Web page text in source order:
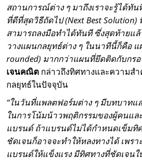
สถานการณ์ต่าง ๆ มาถึงเราจะรู้ได้ทั
ที่ดีที่สุดวิธีถัดไป (Next Best Solution)
สามารถลงมือทำได้ทันที ซึ่งสุดท้ายแ
วางแผนกลยุทธ์ต่าง ๆ ในนาทีนี้ก็คือ
rounded) มากกว่าแผนที่ยึดติดกับกรอ
เจนคณิต กล่าวถึงทิศทางและความส
กลยุทธ์ในปัจจุบัน
“ในวันที่แพลตฟอร์มต่าง ๆ มีบทบาท
ในการโน้มน้าวพฤติกรรมของผู้คนแ
แบรนด์ ถ้าแบรนด์ไม่ได้กำหนดเข็มทิ
ชัดเจนก็อาจจะทำให้หลงทางได้ เพร
แบรนด์ให้แข็งแรง มีทิศทางที่ชัดเจน